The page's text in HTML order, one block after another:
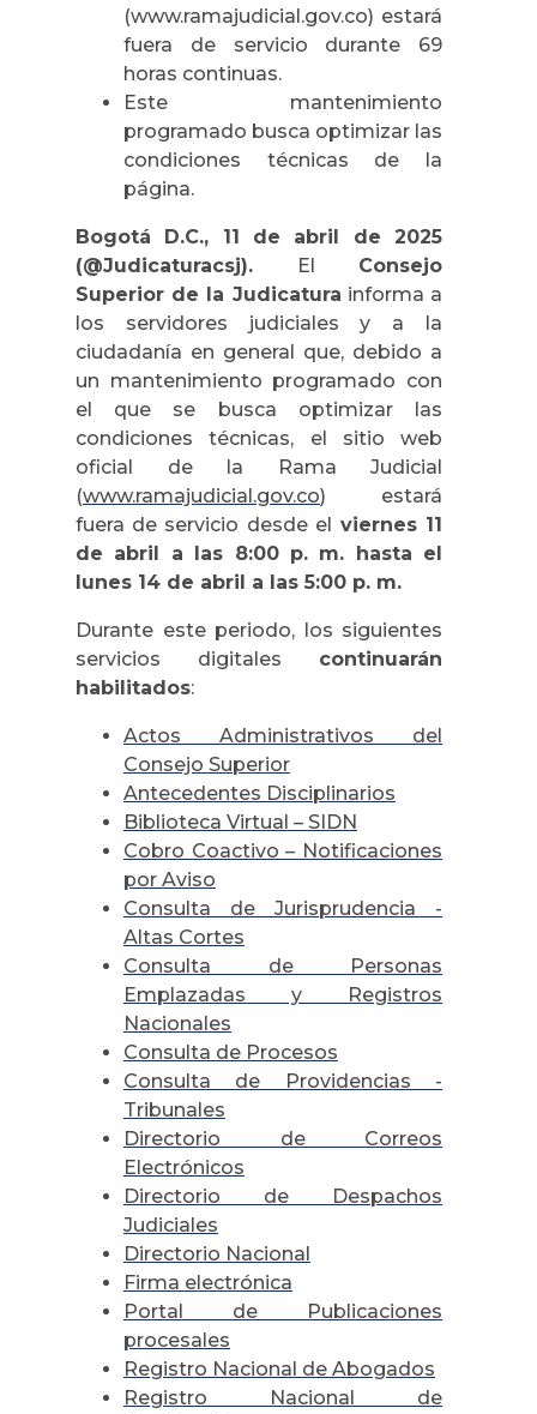
(www.ramajudicial.gov.co) estará
fuera de servicio durante 69
horas continuas.
Este mantenimiento
programado busca optimizar las
condiciones técnicas de la
página.
Bogotá D.C., 11 de abril de 2025
(@Judicaturacsj).
El Consejo
Superior de la Judicatura informa a
los servidores judiciales y a la
ciudadanía en general que, debido a
un mantenimiento programado con
el que se busca optimizar las
condiciones técnicas, el sitio web
oficial de la Rama Judicial
(www.ramajudicial.gov.co) estará
fuera de servicio desde el viernes 11
de abril a las 8:00 p. m. hasta el
lunes 14 de abril a las 5:00 p. m.
Durante este periodo, los siguientes
servicios digitales continuarán
habilitados:
Actos Administrativos del
Consejo Superior
Antecedentes Disciplinarios
Biblioteca Virtual – SIDN
Cobro Coactivo – Notificaciones
por Aviso
Consulta de Jurisprudencia -
Altas Cortes
Consulta de Personas
Emplazadas y Registros
Nacionales
Consulta de Procesos
Consulta de Providencias -
Tribunales
Directorio de Correos
Electrónicos
Directorio de Despachos
Judiciales
Directorio Nacional
Firma electrónica
Portal de Publicaciones
procesales
Registro Nacional de Abogados
Registro Nacional de